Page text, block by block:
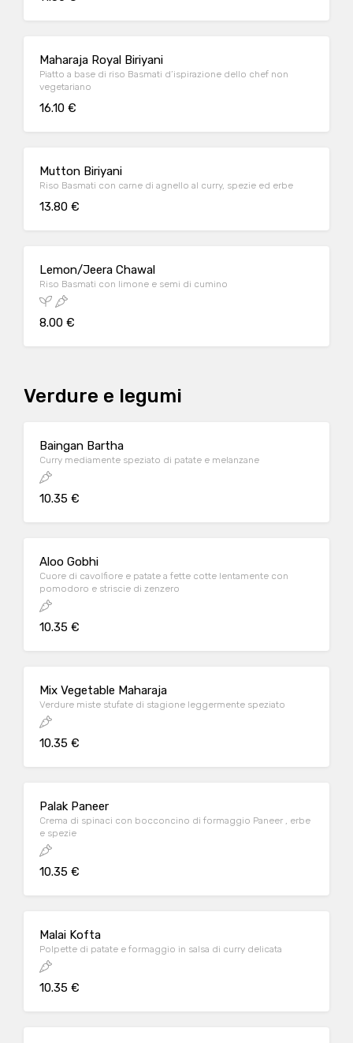
Maharaja Royal Biriyani
Piatto a base di riso Basmati d’ispirazione dello chef non
vegetariano
16.10 €
Mutton Biriyani
Riso Basmati con carne di agnello al curry, spezie ed erbe
13.80 €
Lemon/Jeera Chawal
Riso Basmati con limone e semi di cumino
8.00 €
Verdure e legumi
Baingan Bartha
Curry mediamente speziato di patate e melanzane
10.35 €
Aloo Gobhi
Cuore di cavolfiore e patate a fette cotte lentamente con
pomodoro e striscie di zenzero
10.35 €
Mix Vegetable Maharaja
Verdure miste stufate di stagione leggermente speziato
10.35 €
Palak Paneer
Crema di spinaci con bocconcino di formaggio Paneer , erbe
e spezie
10.35 €
Malai Kofta
Polpette di patate e formaggio in salsa di curry delicata
10.35 €